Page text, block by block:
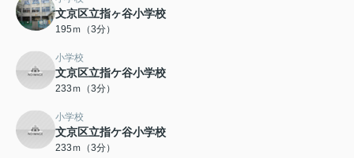
文京区立指ヶ谷小学校
195ｍ（3分）
小学校
文京区立指ケ谷小学校
233ｍ（3分）
小学校
文京区立指ケ谷小学校
233ｍ（3分）